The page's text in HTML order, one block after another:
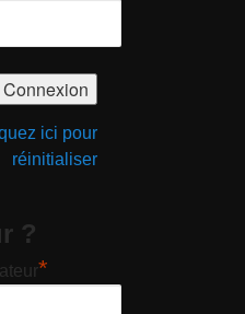
ici pour
réinitialiser
?
*